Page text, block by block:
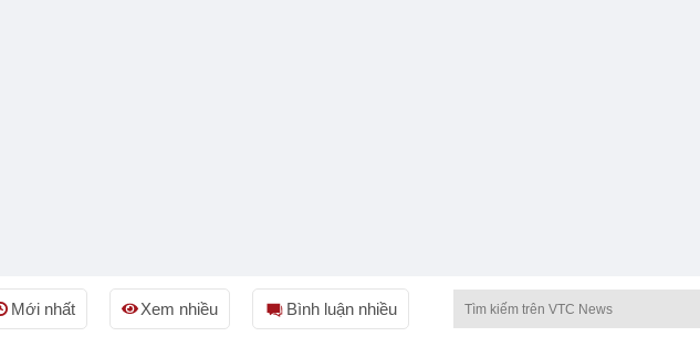
Mới nhất Xem nhiều Bình luận nhiều